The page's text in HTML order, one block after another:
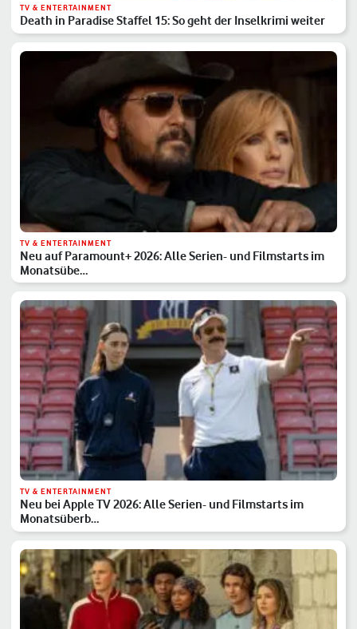
TV & ENTERTAINMENT
Death in Paradise Staffel 15: So geht der Inselkrimi weiter
TV & ENTERTAINMENT
Neu auf Paramount+ 2026: Alle Serien- und Filmstarts im
Monatsübe…
TV & ENTERTAINMENT
Neu bei Apple TV 2026: Alle Serien- und Filmstarts im
Monatsüberb…